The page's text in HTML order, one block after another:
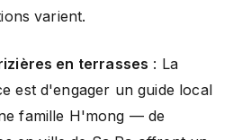
varient.
en terrasses : La
est d'engager un guide local
famille H'mong — de